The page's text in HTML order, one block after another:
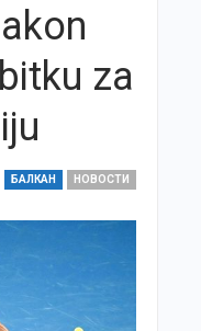
za
БАЛКАН НОВОСТИ